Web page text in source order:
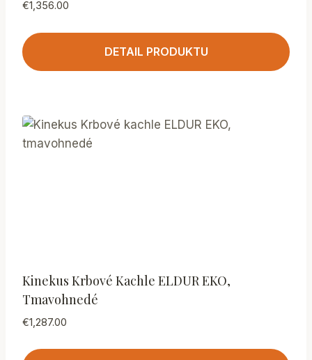
€1,356.00
DETAIL PRODUKTU
Kinekus Krbové Kachle ELDUR EKO,
Tmavohnedé
€1,287.00